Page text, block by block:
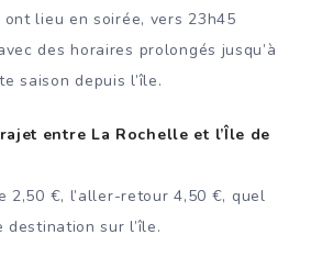
lieu en soirée, vers 23h45
des horaires prolongés jusqu’à
saison depuis l’île.
entre La Rochelle et l’Île de
2,50 €, l’aller-retour 4,50 €, quel
sur l’île.